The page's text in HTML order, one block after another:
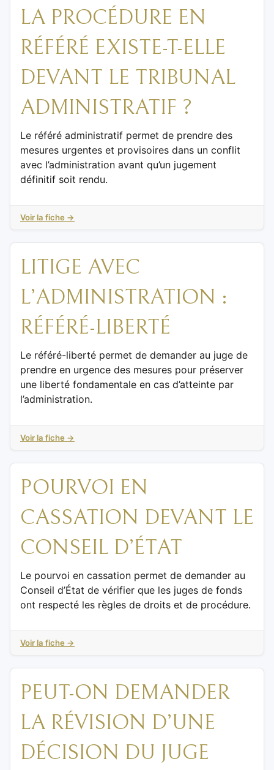
LA PROCÉDURE EN
RÉFÉRÉ EXISTE-T-ELLE
DEVANT LE TRIBUNAL
ADMINISTRATIF ?
Le référé administratif permet de prendre des
mesures urgentes et provisoires dans un conflit
avec l’administration avant qu’un jugement
définitif soit rendu.
Voir la fiche →
LITIGE AVEC
L’ADMINISTRATION :
RÉFÉRÉ-LIBERTÉ
Le référé-liberté permet de demander au juge de
prendre en urgence des mesures pour préserver
une liberté fondamentale en cas d’atteinte par
l’administration.
Voir la fiche →
POURVOI EN
CASSATION DEVANT LE
CONSEIL D’ÉTAT
Le pourvoi en cassation permet de demander au
Conseil d’État de vérifier que les juges de fonds
ont respecté les règles de droits et de procédure.
Voir la fiche →
PEUT-ON DEMANDER
LA RÉVISION D’UNE
DÉCISION DU JUGE